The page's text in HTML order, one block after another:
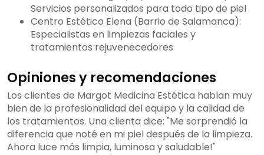
Servicios personalizados para todo tipo de piel
Centro Estético Elena (Barrio de Salamanca):
Especialistas en limpiezas faciales y
tratamientos rejuvenecedores
Opiniones y recomendaciones
Los clientes de Margot Medicina Estética hablan muy
bien de la profesionalidad del equipo y la calidad de
los tratamientos. Una clienta dice: "Me sorprendió la
diferencia que noté en mi piel después de la limpieza.
Ahora luce más limpia, luminosa y saludable!"